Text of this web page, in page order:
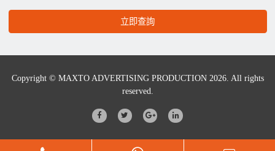
立即查詢
Copyright © MAXTO ADVERTISING PRODUCTION 2026. All rights
reserved.